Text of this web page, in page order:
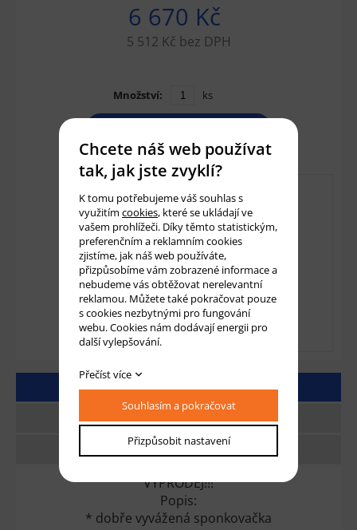
6 670 Kč
5 512 Kč bez DPH
Množství: ks
DETAILNÍ POPIS
TECHNICKÉ PARAMETRY
VÝPRODEJ!!!
Popis:
* dobře vyvážená sponkovačka
Chcete náš web používat
tak, jak jste zvyklí?
K tomu potřebujeme váš souhlas s
využitím cookies, které se ukládají ve
vašem prohlížeči. Díky těmto statistickým,
preferenčním a reklamním cookies
zjistíme, jak náš web používáte,
přizpůsobíme vám zobrazené informace a
nebudeme vás obtěžovat nerelevantní
reklamou. Můžete také pokračovat pouze
s cookies nezbytnými pro fungování
webu. Cookies nám dodávají energii pro
další vylepšování.
Přečíst více
Souhlasím a pokračovat
Přizpůsobit nastavení